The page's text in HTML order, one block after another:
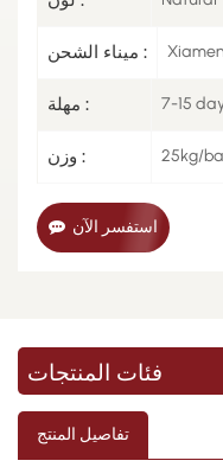
ميناء الشحن :
مهلة : 7-15
وزن : 25kg/
استفسر الآن
فئات المنتجات
تفاصيل المنتج